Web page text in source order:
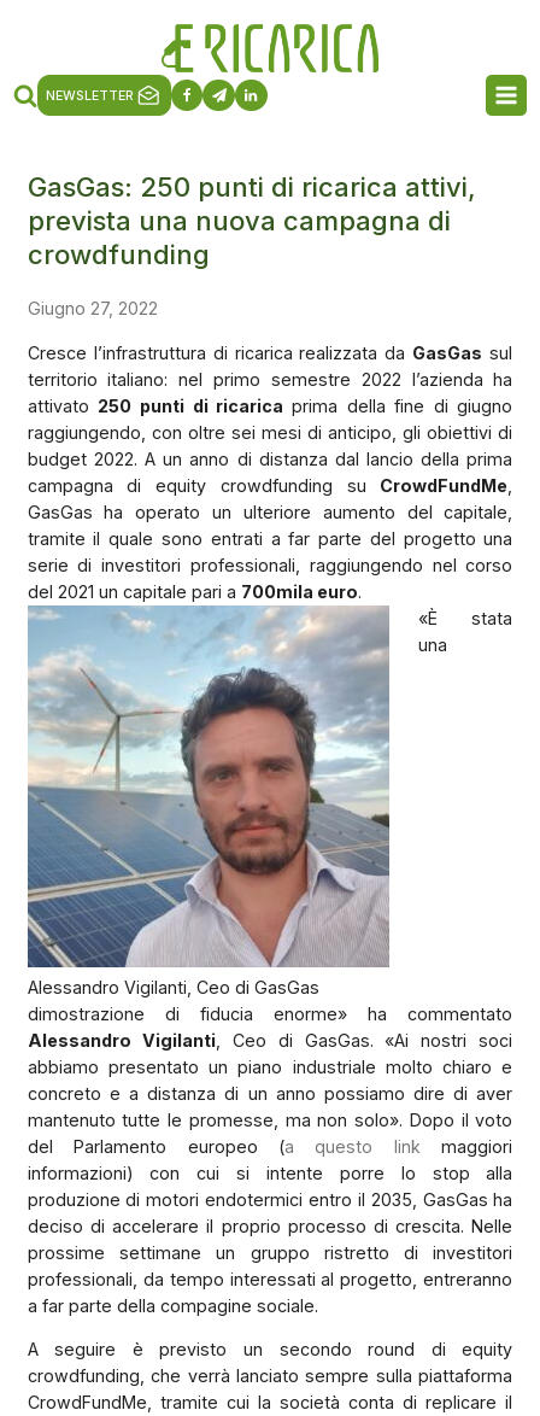
NEWSLETTER
GasGas: 250 punti di ricarica attivi,
prevista una nuova campagna di
crowdfunding
Giugno 27, 2022
Cresce l’infrastruttura di ricarica realizzata da GasGas sul
territorio italiano: nel primo semestre 2022 l’azienda ha
attivato 250 punti di ricarica prima della fine di giugno
raggiungendo, con oltre sei mesi di anticipo, gli obiettivi di
budget 2022. A un anno di distanza dal lancio della prima
campagna di equity crowdfunding su CrowdFundMe
GasGas ha operato un ulteriore aumento del capitale,
tramite il quale sono entrati a far parte del progetto una
serie di investitori professionali, raggiungendo nel corso
del 2021 un capitale pari a 700mila euro.
Alessandro Vigilanti, Ceo di GasGas
«È stata
una
dimostrazione di fiducia enorme» ha commentato
Alessandro Vigilanti, Ceo di GasGas. «Ai nostri soci
abbiamo presentato un piano industriale molto chiaro e
concreto e a distanza di un anno possiamo dire di aver
mantenuto tutte le promesse, ma non solo». Dopo il voto
del Parlamento europeo (a questo link maggiori
informazioni) con cui si intente porre lo stop alla
produzione di motori endotermici entro il 2035, GasGas ha
deciso di accelerare il proprio processo di crescita. Nelle
prossime settimane un gruppo ristretto di investitori
professionali, da tempo interessati al progetto, entreranno
a far parte della compagine sociale.
A seguire è previsto un secondo round di equity
crowdfunding, che verrà lanciato sempre sulla piattaforma
CrowdFundMe, tramite cui la società conta di replicare il